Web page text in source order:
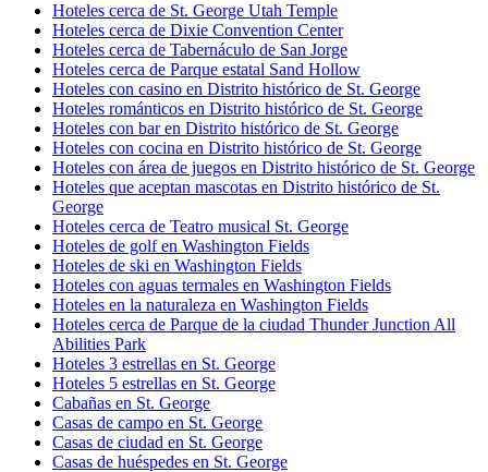
Hoteles cerca de St. George Utah Temple
Hoteles cerca de Dixie Convention Center
Hoteles cerca de Tabernáculo de San Jorge
Hoteles cerca de Parque estatal Sand Hollow
Hoteles con casino en Distrito histórico de St. George
Hoteles románticos en Distrito histórico de St. George
Hoteles con bar en Distrito histórico de St. George
Hoteles con cocina en Distrito histórico de St. George
Hoteles con área de juegos en Distrito histórico de St. George
Hoteles que aceptan mascotas en Distrito histórico de St.
George
Hoteles cerca de Teatro musical St. George
Hoteles de golf en Washington Fields
Hoteles de ski en Washington Fields
Hoteles con aguas termales en Washington Fields
Hoteles en la naturaleza en Washington Fields
Hoteles cerca de Parque de la ciudad Thunder Junction All
Abilities Park
Hoteles 3 estrellas en St. George
Hoteles 5 estrellas en St. George
Cabañas en St. George
Casas de campo en St. George
Casas de ciudad en St. George
Casas de huéspedes en St. George